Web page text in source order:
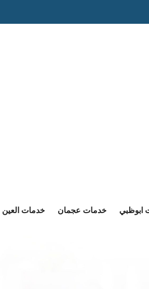
ابوظبي خدمات عجمان خدمات العين